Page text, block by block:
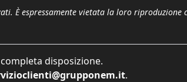
È espressamente vietata la loro riproduzione
disposizione.
.